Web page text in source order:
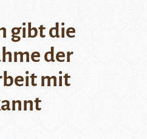
gibt die
der
mit